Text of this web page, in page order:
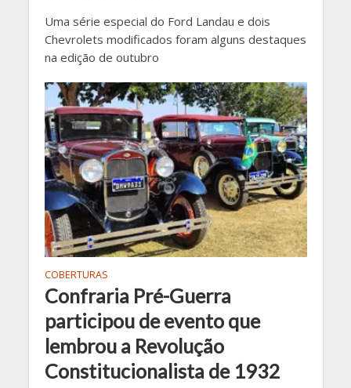
Uma série especial do Ford Landau e dois
Chevrolets modificados foram alguns destaques
na edição de outubro
COBERTURAS
Confraria Pré-Guerra
participou de evento que
lembrou a Revolução
Constitucionalista de 1932